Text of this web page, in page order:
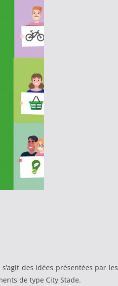
des idées présentées par les
de type City Stade.